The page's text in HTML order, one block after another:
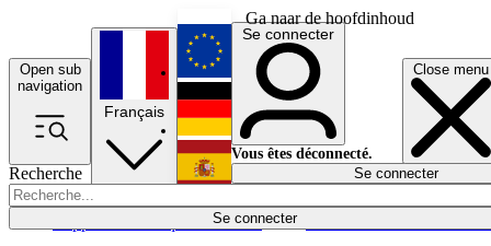
Ga naar de hoofdinhoud
Open sub
navigation
Close menu
Recherche
Se connecter
Économie
Français
English
Deutsch
Español
Se connecter
Vous êtes déconnecté.
Se connecter